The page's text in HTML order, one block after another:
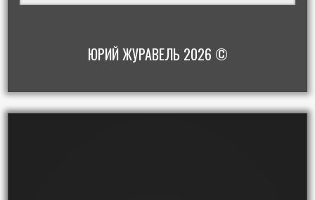
ЮРИЙ ЖУРАВЕЛЬ 2026 ©